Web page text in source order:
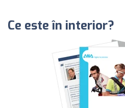
Ce este în interior?